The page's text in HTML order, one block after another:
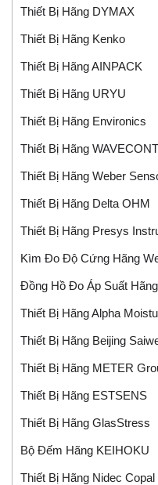
Thiết Bị Hãng DYMAX
Thiết Bị Hãng Kenko
Thiết Bị Hãng AINPACK
Thiết Bị Hãng URYU
Thiết Bị Hãng Environics
Thiết Bị Hãng
Thiết Bị Hãng Weber
Thiết Bị Hãng Delta OHM
Thiết Bị Hãng Presys
Kìm Đo Độ Cứng Hãng
Đồng Hồ Đo Áp Suất
Thiết Bị Hãng Alpha
Thiết Bị Hãng Beijing
Thiết Bị Hãng METER
Thiết Bị Hãng ESTSENS
Thiết Bị Hãng GlasStress
Bộ Đếm Hãng KEIHOKU
Thiết Bị Hãng Nidec